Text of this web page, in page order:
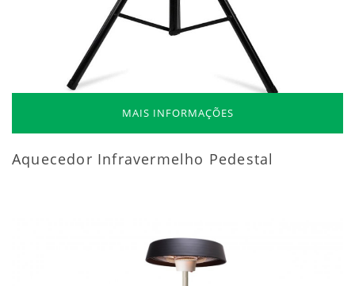
MAIS INFORMAÇÕES
Aquecedor Infravermelho Pedestal